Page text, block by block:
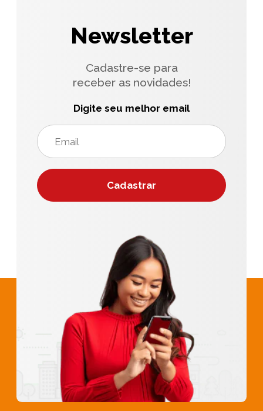
Newsletter
Cadastre-se para
receber as novidades!
Digite seu melhor email